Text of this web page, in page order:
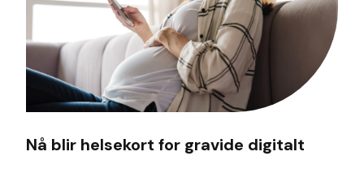
Nå blir helsekort for gravide digitalt